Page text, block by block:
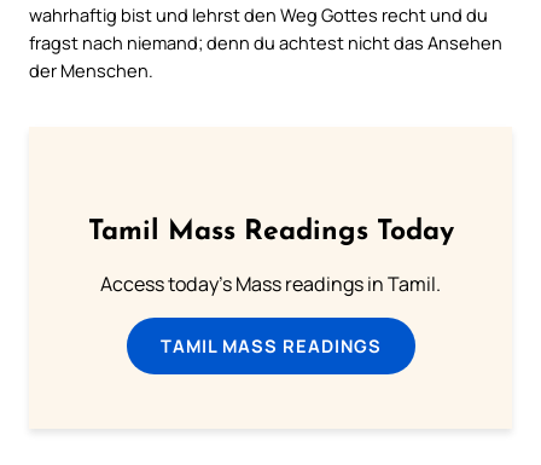
wahrhaftig bist und lehrst den Weg Gottes recht und du
fragst nach niemand; denn du achtest nicht das Ansehen
der Menschen.
Tamil Mass Readings Today
Access today's Mass readings in Tamil.
TAMIL MASS READINGS